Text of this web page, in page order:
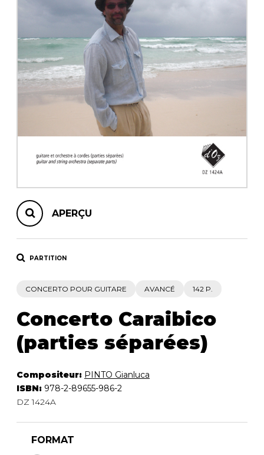
AUTRES PRODUITS
APERÇU
PARTITION
CONCERTO POUR GUITARE AVANCÉ 142 P.
Concerto Caraibico
(parties séparées)
Compositeur: PINTO Gianluca
ISBN: 978-2-89655-986-2
DZ 1424A
FORMAT